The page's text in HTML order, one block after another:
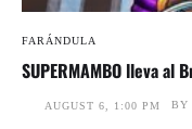
FARÁNDULA
SUPERMAMBO lleva al
AUGUST 6, 1:00 PM BY